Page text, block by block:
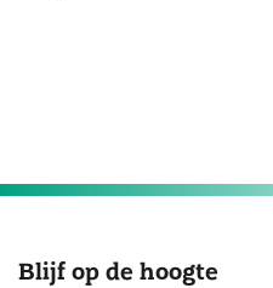
Blijf op de hoogte